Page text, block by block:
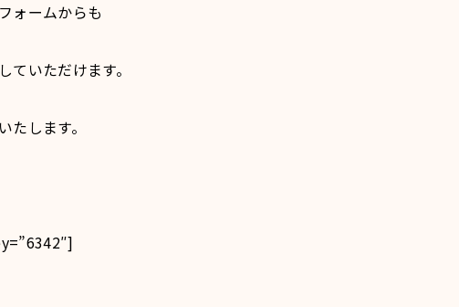
ォームからも
ていただけます。
たします。